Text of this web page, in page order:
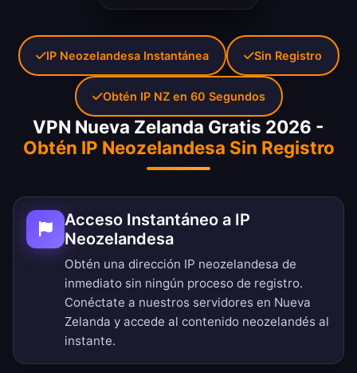
VPN Nueva Zelanda Gratis 2026 -
Obtén IP Neozelandesa Sin Registro
Acceso Instantáneo a IP
Neozelandesa
Obtén una dirección IP neozelandesa de
inmediato sin ningún proceso de registro.
Conéctate a nuestros servidores en Nueva
Zelanda y accede al contenido neozelandés al
instante.
IP Neozelandesa Instantánea Sin Registro
Obtén IP NZ en 60 Segundos